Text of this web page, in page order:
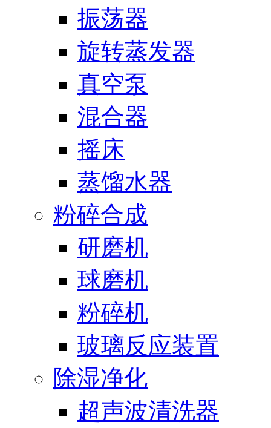
振荡器
旋转蒸发器
真空泵
混合器
摇床
蒸馏水器
粉碎合成
研磨机
球磨机
粉碎机
玻璃反应装置
除湿净化
超声波清洗器